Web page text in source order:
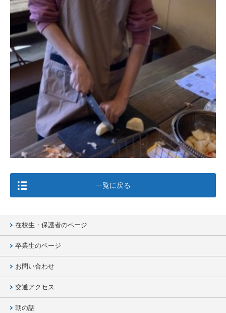
一覧に戻る
在校生・保護者のページ
卒業生のページ
お問い合わせ
交通アクセス
朝の話